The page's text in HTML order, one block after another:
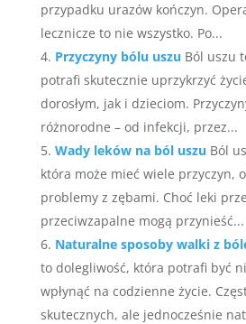
przypadku urazów kończyn.
lecznicze to nie wszystko. Po...
Przyczyny bólu uszu Ból uszu
potrafi skutecznie uprzykrzyć
dorosłym, jak i dzieciom.
różnorodne – od infekcji, przez...
Wady leków na ból uszu Ból
która może mieć wiele przyczyn,
problemy z zębami. Choć leki
przeciwzapalne mogą przynieść...
Naturalne sposoby walki z
to dolegliwość, która potrafi być
wpłynąć na codzienne życie.
skutecznych, ale jednocześnie